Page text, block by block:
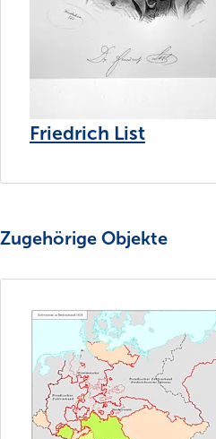
Friedrich List
Zugehörige Objekte